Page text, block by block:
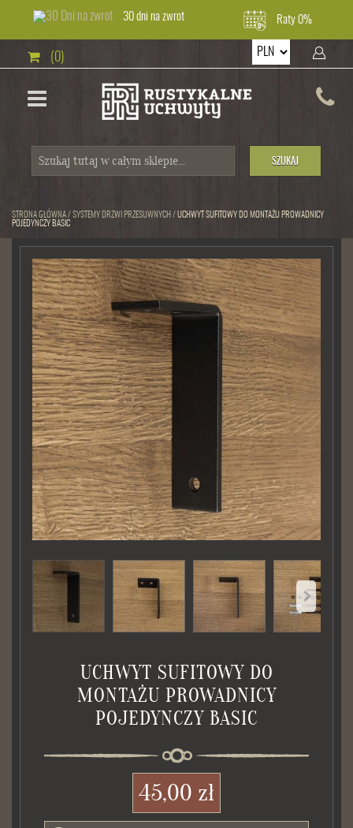
30 dni na zwrot Raty 0%
(0)
SZUKAJ
STRONA GŁÓWNA/ SYSTEMY DRZWI PRZESUWNYCH / UCHWYT SUFITOWY DO MONTAŻU PROWADNICY
POJEDYNCZY BASIC
UCHWYT SUFITOWY DO
MONTAŻU PROWADNICY
POJEDYNCZY BASIC
45,00 zł